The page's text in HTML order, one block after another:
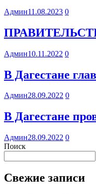
Админ11.08.2023 0
Админ10.11.2022 0
В Дагестане
Админ28.09.2022 0
В Дагестане
Админ28.09.2022 0
Поиск
Свежие записи